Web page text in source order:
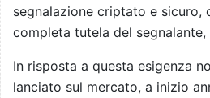
segnalazione criptato e sicuro,
completa tutela del
In risposta a questa esigenza
lanciato sul mercato, a inizio